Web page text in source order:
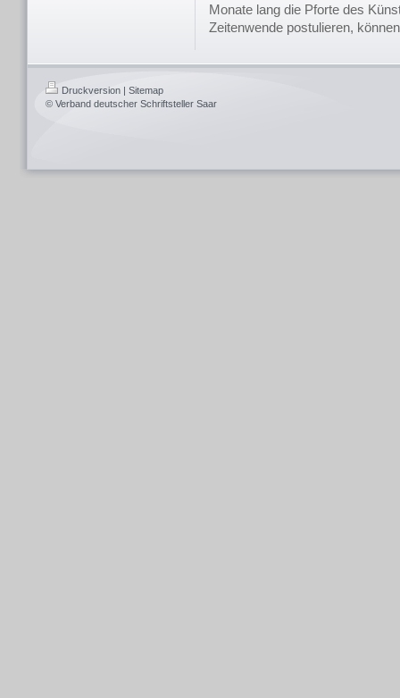
Monate lang die Pforte des
Zeitenwende postulieren,
Druckversion | Sitemap
© Verband deutscher Schriftsteller Saar